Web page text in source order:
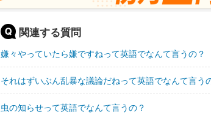
関連する質問
嫌々やっていたら嫌ですねって英語でなんて言うの？
それはずいぶん乱暴な議論だねって英語でなんて言う
虫の知らせって英語でなんて言うの？